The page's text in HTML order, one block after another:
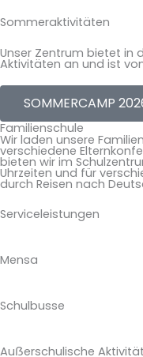
Sommeraktivitäten
Unser Zentrum bietet in
Aktivitäten an und ist
SOMMERCAMP
Familienschule
Wir laden unsere
verschiedene
bieten wir im
Uhrzeiten und für
durch Reisen nach
Serviceleistungen
Mensa
Schulbusse
Auẞerschulische